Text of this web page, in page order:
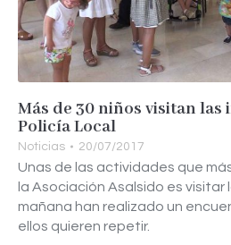
Más de 30 niños visitan
Policía Local
Noticias 20/07/2017
Unas de las actividades que
la Asociación Asalsido es visitar
mañana han realizado un
ellos quieren repetir.